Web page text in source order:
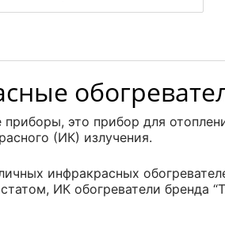
это прибор для
(ИК) излучения.
инфракрасных
ИК обогреватели бренда